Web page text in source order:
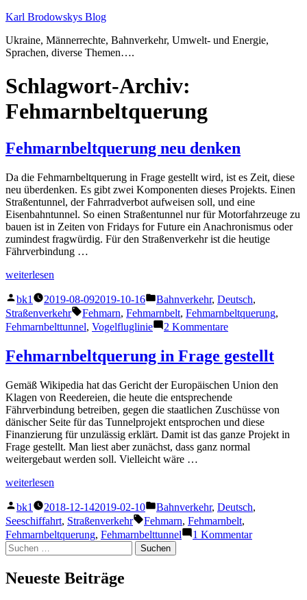
Zum
springen
Karl Brodowskys Blog
Ukraine, Männerrechte, Bahnverkehr, Umwelt- und Energie,
Sprachen, diverse Themen….
Schlagwort-Archiv:
Fehmarnbeltquerung
Fehmarnbeltquerung neu denken
Da die Fehmarnbeltquerung in Frage gestellt wird, ist es Zeit, diese
neu überdenken. Es gibt zwei Komponenten dieses Projekts. Einen
Straßentunnel, der Fahrradverbot aufweisen soll, und eine
Eisenbahntunnel. So einen Straßentunnel nur für Motorfahrzeuge zu
bauen ist in Zeiten von Fridays for Future ein Anachronismus oder
zumindest fragwürdig. Für den Straßenverkehr ist die heutige
Fährverbindung …
„Fehmarnbeltquerung
denken“
weiterlesen
Veröffentlicht
von
bk1 2019-08-092019-10-16
Veröffentlicht
unter
Bahnverkehr, Deutsch,
Straßenverkehr
Schlagwörter:
Fehmarn, Fehmarnbelt, Fehmarnbeltquerung,
Fehmarnbelttunnel, Vogelfluglinie 2 Kommentarezu
denken
Fehmarnbeltquerung in Frage gestellt
Gemäß Wikipedia hat das Gericht der Europäischen Union den
Klagen von Reedereien, die heute die entsprechende
Fährverbindung betreiben, gegen die staatlichen Zuschüsse von
dänischer Seite für das Tunnelprojekt entsprochen und diese
Finanzierung für unzulässig erklärt. Damit ist das ganze Projekt in
Frage gestellt. Man liest aber zunächst, dass ganz normal
weitergebaut werden soll. Vielleicht wäre …
„Fehmarnbeltquerung
Frage
gestellt“
weiterlesen
Veröffentlicht
von
bk1 2018-12-142019-02-10
Veröffentlicht
unter
Bahnverkehr, Deutsch,
Seeschiffahrt, Straßenverkehr Schlagwörter:
Fehmarn, Fehmarnbelt,
Fehmarnbeltquerung, Fehmarnbelttunnel 1 Kommentarzu
Suchen
nach:
Neueste Beiträge